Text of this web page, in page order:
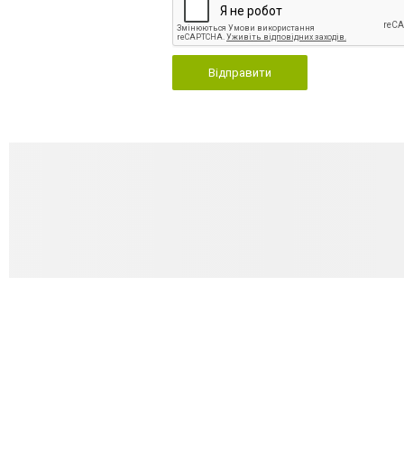
Відправити